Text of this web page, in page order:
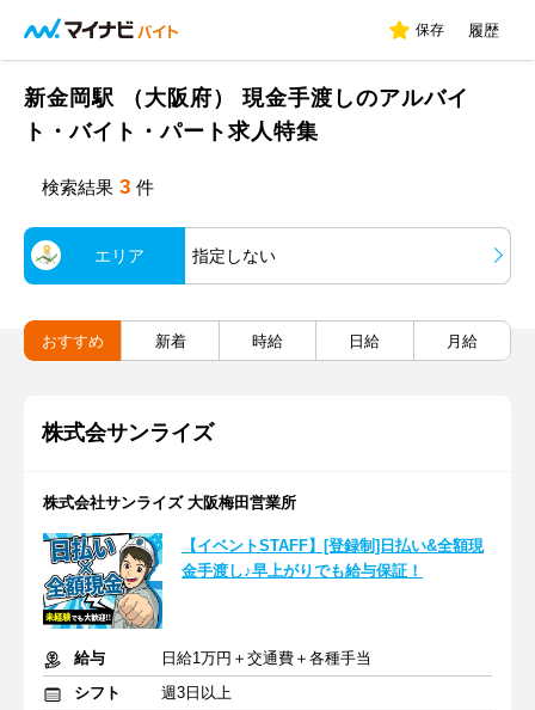
保存 履歴
新金岡駅 （大阪府） 現金手渡しのアルバイ
ト・バイト・パート求人特集
検索結果 3 件
エリア 指定しない
おすすめ 新着 時給 日給 月給
株式会サンライズ
株式会社サンライズ 大阪梅田営業所
【イベントSTAFF】[登録制]日払い&全額現
金手渡し♪早上がりでも給与保証！
給与
日給1万円＋交通費＋各種手当
シフト
週3日以上